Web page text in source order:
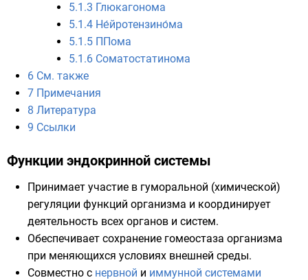
5.1.3 Глюкагонома
5.1.4 Не́йротензино́ма
5.1.5 ППома
5.1.6 Соматостатинома
6 См. также
7 Примечания
8 Литература
9 Ссылки
Функции эндокринной системы
Принимает участие в гуморальной (химической)
регуляции функций организма и координирует
деятельность всех органов и систем.
Обеспечивает сохранение гомеостаза организма
при меняющихся условиях внешней среды.
Совместно с нервной и иммунной системами